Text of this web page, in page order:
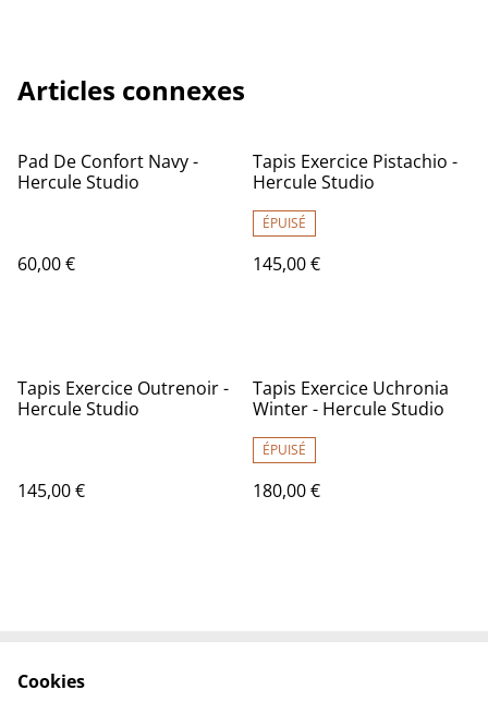
Articles connexes
Pad De Confort Navy -
Hercule Studio
60,00 €
Tapis Exercice Pistachio -
Hercule Studio
ÉPUISÉ
145,00 €
Tapis Exercice Outrenoir -
Hercule Studio
145,00 €
Tapis Exercice Uchronia
Winter - Hercule Studio
ÉPUISÉ
180,00 €
Cookies